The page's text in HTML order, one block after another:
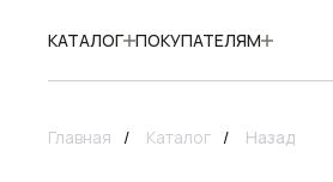
КАТАЛОГ ПОКУПАТЕЛЯМ
Главная / Каталог / Назад